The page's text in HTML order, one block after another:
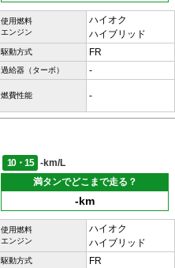
使用燃料
エンジン
ハイオク
ハイブリッド
駆動方式 FR
過給器（ターボ） -
燃費性能 -
10・15
-km/L
満タンでどこまで走る？
-km
使用燃料
エンジン
ハイオク
ハイブリッド
駆動方式 FR